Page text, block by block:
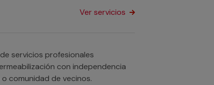
Ver servicios
servicios profesionales
con independencia
hogar, negocio o comunidad de vecinos.